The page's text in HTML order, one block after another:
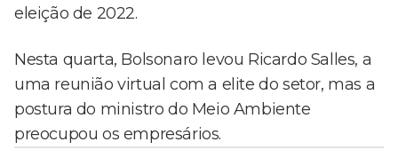
eleição de 2022.
Nesta quarta, Bolsonaro levou Ricardo Salles, a
uma reunião virtual com a elite do setor, mas a
postura do ministro do Meio Ambiente
preocupou os empresários.